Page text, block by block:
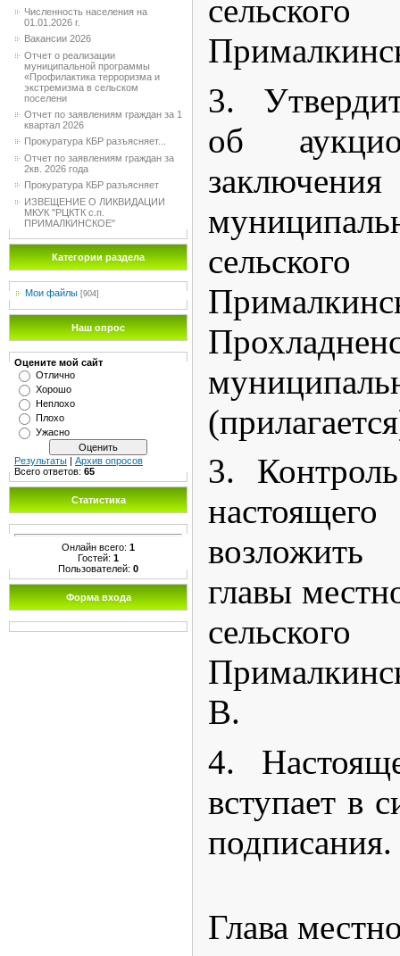
Численность населения на
01.01.2026 г.
Вакансии 2026
Отчет о реализации
муниципальной программы
«Профилактика терроризма и
экстремизма в сельском
поселени
Отчет по заявлениям граждан за 1
квартал 2026
Прокуратура КБР разъясняет...
Отчет по заявлениям граждан за
2кв. 2026 года
Прокуратура КБР разъясняет
ИЗВЕЩЕНИЕ О ЛИКВИДАЦИИ
МКУК "РЦКТК с.п.
ПРИМАЛКИНСКОЕ"
Категории раздела
Мои файлы [904]
Наш опрос
Оцените мой сайт
Отлично
Хорошо
Неплохо
Плохо
Ужасно
Результаты | Архив опросов
Всего ответов: 65
Статистика
Онлайн всего: 1
Гостей: 1
Пользователей: 0
Форма входа
3.
об
3.
возложить
главы
В.
4.
вступает в
подписания.
Глава